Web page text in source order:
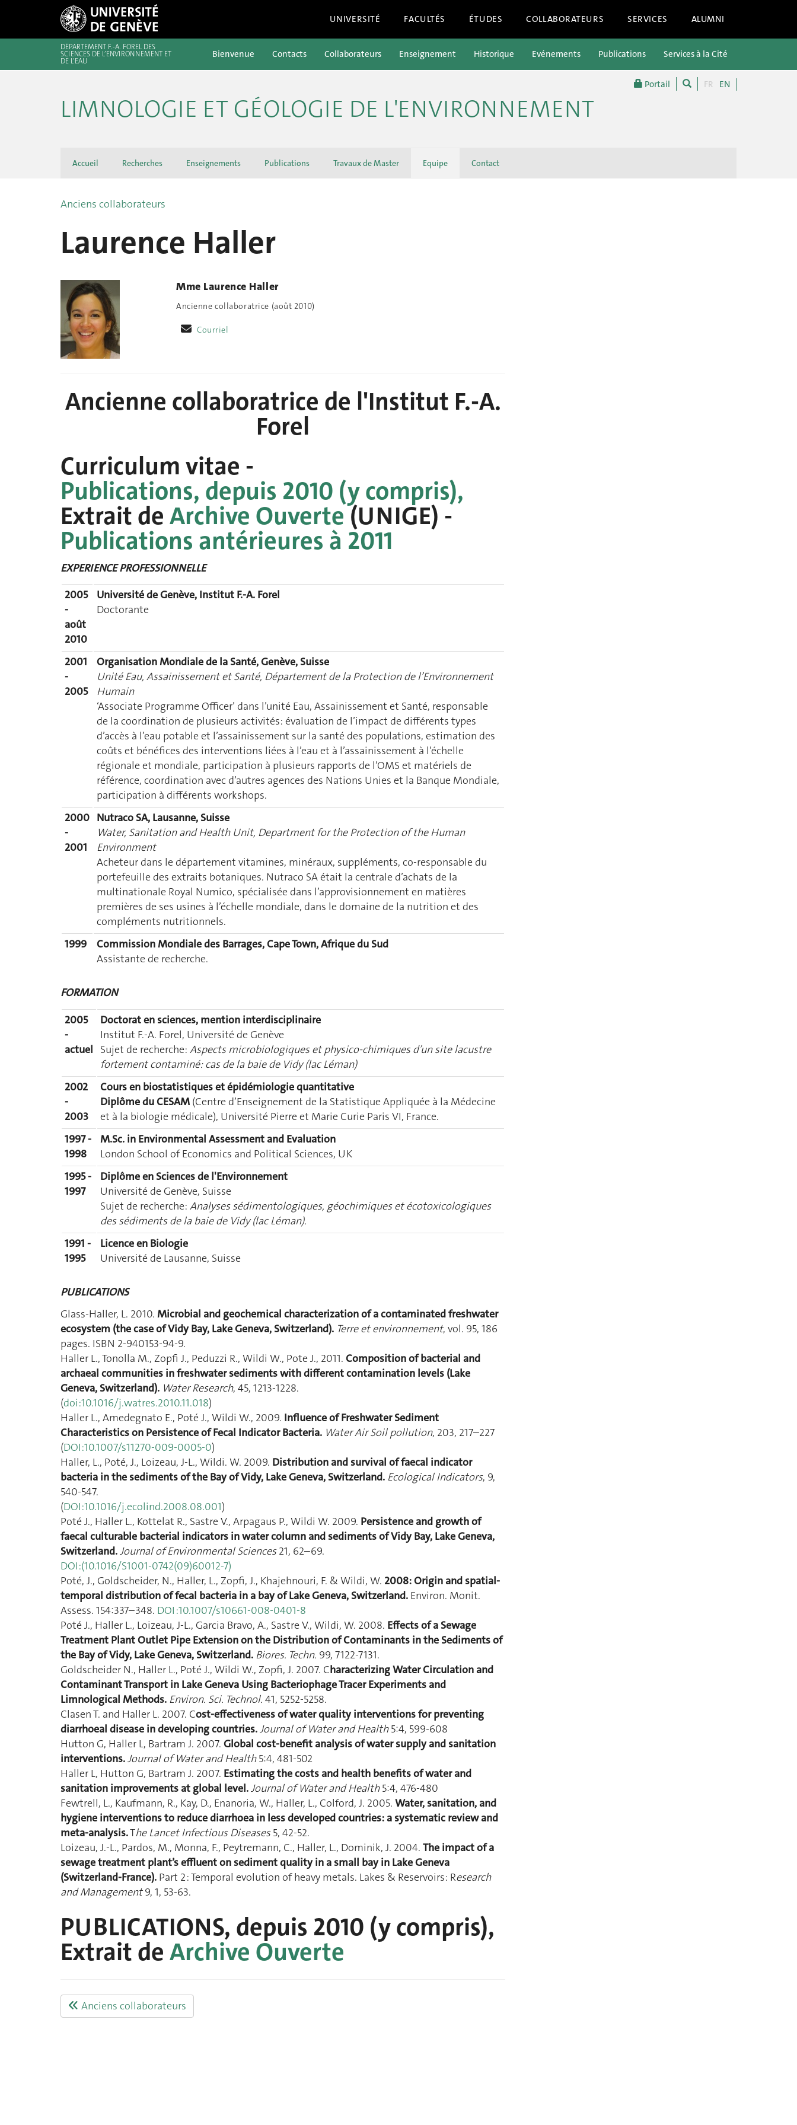
UNIVERSITÉ FACULTÉS ÉTUDES COLLABORATEURS SERVICES ALUMNI
Portail FR EN
DÉPARTEMENT F.-A. FOREL DES
SCIENCES DE L’ENVIRONNEMENT ET
DE L’EAU
Bienvenue Contacts Collaborateurs Enseignement Historique Evénements Publications Services à la Cité
LIMNOLOGIE ET GÉOLOGIE DE L'ENVIRONNEMENT
Accueil Recherches Enseignements Publications Travaux de Master Equipe Contact
Anciens collaborateurs
Laurence Haller
Mme Laurence Haller
Ancienne collaboratrice (août 2010)
Courriel
Ancienne collaboratrice de l'Institut F.-A.
Forel
Curriculum vitae -
Publications, depuis 2010 (y compris),
Extrait de Archive Ouverte(UNIGE) -
Publications antérieures à 2011
EXPERIENCE PROFESSIONNELLE
2005
-
août
2010
Université de Genève, Institut F.-A. Forel
Doctorante
2001
-
2005
Organisation Mondiale de la Santé, Genève, Suisse
Unité Eau, Assainissement et Santé, Département de la Protection de l’Environnement
Humain
‘Associate Programme Officer’ dans l’unité Eau, Assainissement et Santé, responsable
de la coordination de plusieurs activités: évaluation de l’impact de différents types
d’accès à l’eau potable et l’assainissement sur la santé des populations, estimation des
coûts et bénéfices des interventions liées à l’eau et à l’assainissement à l'échelle
régionale et mondiale, participation à plusieurs rapports de l’OMS et matériels de
référence, coordination avec d’autres agences des Nations Unies et la Banque Mondiale,
participation à différents workshops.
2000
-
2001
Nutraco SA, Lausanne, Suisse
Water, Sanitation and Health Unit, Department for the Protection of the Human
Environment
Acheteur dans le département vitamines, minéraux, suppléments, co-responsable du
portefeuille des extraits botaniques. Nutraco SA était la centrale d’achats de la
multinationale Royal Numico, spécialisée dans l’approvisionnement en matières
premières de ses usines à l’échelle mondiale, dans le domaine de la nutrition et des
compléments nutritionnels.
1999
Commission Mondiale des Barrages, Cape Town, Afrique du Sud
Assistante de recherche.
FORMATION
2005
-
actuel
Doctorat en sciences, mention interdisciplinaire
Institut F.-A. Forel, Université de Genève
Sujet de recherche: Aspects microbiologiques et physico-chimiques d’un site lacustre
fortement contaminé: cas de la baie de Vidy (lac Léman)
2002
-
2003
Cours en biostatistiques et épidémiologie quantitative
Diplôme du CESAM (Centre d’Enseignement de la Statistique Appliquée à la Médecine
et à la biologie médicale), Université Pierre et Marie Curie Paris VI, France.
1997 -
1998
M.Sc. in Environmental Assessment and Evaluation
London School of Economics and Political Sciences, UK
1995 -
1997
Diplôme en Sciences de l'Environnement
Université de Genève, Suisse
Sujet de recherche: Analyses sédimentologiques, géochimiques et écotoxicologiques
des sédiments de la baie de Vidy (lac Léman).
1991 -
1995
Licence en Biologie
Université de Lausanne, Suisse
PUBLICATIONS
Glass-Haller, L. 2010. Microbial and geochemical characterization of a contaminated freshwater
ecosystem (the case of Vidy Bay, Lake Geneva, Switzerland). Terre et environnement, vol. 95, 186
pages. ISBN 2-940153-94-9.
Haller L., Tonolla M., Zopfi J., Peduzzi R., Wildi W., Pote J., 2011. Composition of bacterial and
archaeal communities in freshwater sediments with different contamination levels (Lake
Geneva, Switzerland). Water Research, 45, 1213-1228.
(doi:10.1016/j.watres.2010.11.018)
Haller L., Amedegnato E., Poté J., Wildi W., 2009. Influence of Freshwater Sediment
Characteristics on Persistence of Fecal Indicator Bacteria. Water Air Soil pollution, 203, 217–227
(DOI:10.1007/s11270-009-0005-0)
Haller, L., Poté, J., Loizeau, J-L., Wildi. W. 2009. Distribution and survival of faecal indicator
bacteria in the sediments of the Bay of Vidy, Lake Geneva, Switzerland. Ecological Indicators, 9,
540-547.
(DOI:10.1016/j.ecolind.2008.08.001)
Poté J., Haller L., Kottelat R., Sastre V., Arpagaus P., Wildi W. 2009. Persistence and growth of
faecal culturable bacterial indicators in water column and sediments of Vidy Bay, Lake Geneva,
Switzerland.Journal of Environmental Sciences21, 62–69.
DOI:(10.1016/S1001-0742(09)60012-7)
Poté, J., Goldscheider, N., Haller, L., Zopfi, J., Khajehnouri, F. & Wildi, W. 2008: Origin and spatial-
temporal distribution of fecal bacteria in a bay of Lake Geneva, Switzerland. Environ. Monit.
Assess. 154:337–348. DOI :10.1007/s10661-008-0401-8
Poté J., Haller L., Loizeau, J-L., Garcia Bravo, A., Sastre V., Wildi, W. 2008. Effects of a Sewage
Treatment Plant Outlet Pipe Extension on the Distribution of Contaminants in the Sediments of
the Bay of Vidy, Lake Geneva, Switzerland. Biores. Techn. 99, 7122-7131.
Goldscheider N., Haller L., Poté J., Wildi W., Zopfi, J. 2007. Characterizing Water Circulation and
Contaminant Transport in Lake Geneva Using Bacteriophage Tracer Experiments and
Limnological Methods. Environ. Sci. Technol. 41, 5252-5258.
Clasen T. and Haller L. 2007. Cost-effectiveness of water quality interventions for preventing
diarrhoeal disease in developing countries.Journal of Water and Health5:4, 599-608
Hutton G, Haller L, Bartram J. 2007. Global cost-benefit analysis of water supply and sanitation
interventions.Journal of Water and Health5:4, 481-502
Haller L, Hutton G, Bartram J. 2007. Estimating the costs and health benefits of water and
sanitation improvements at global level.Journal of Water and Health5:4, 476-480
Fewtrell, L., Kaufmann, R., Kay, D., Enanoria, W., Haller, L., Colford, J. 2005. Water, sanitation, and
hygiene interventions to reduce diarrhoea in less developed countries: a systematic review and
meta-analysis.The Lancet Infectious Diseases5, 42-52.
Loizeau, J.-L., Pardos, M., Monna, F., Peytremann, C., Haller, L., Dominik, J. 2004. The impact of a
sewage treatment plant’s effluent on sediment quality in a small bay in Lake Geneva
(Switzerland-France). Part 2 : Temporal evolution of heavy metals. Lakes & Reservoirs: Research
and Management9, 1, 53-63.
PUBLICATIONS, depuis 2010 (y compris),
Extrait de Archive Ouverte
Anciens collaborateurs